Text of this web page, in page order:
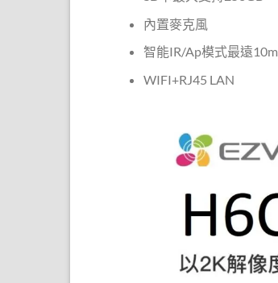
內置麥克風
智能IR/Ap模式最遠10m
WIFI+RJ45 LAN